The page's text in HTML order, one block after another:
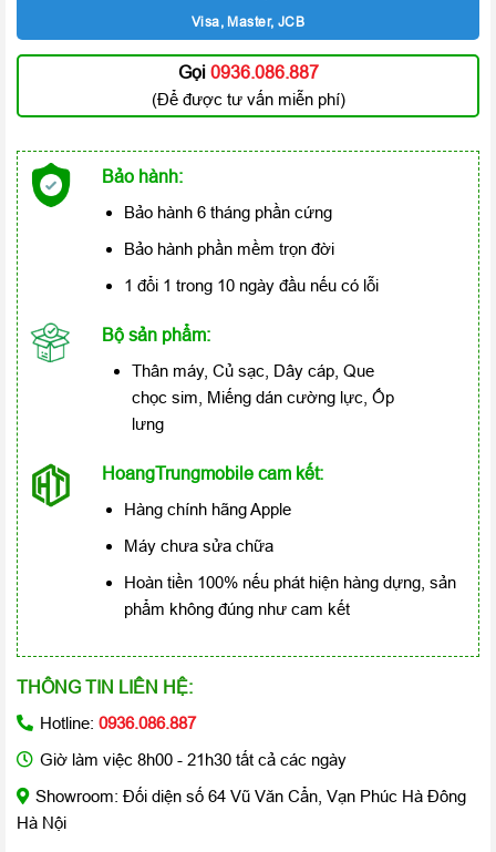
Visa, Master, JCB
Gọi 0936.086.887
(Để được tư vấn miễn phí)
Bảo hành:
Bảo hành 6 tháng phần cứng
Bảo hành phần mềm trọn đời
1 đổi 1 trong 10 ngày đầu nếu có lỗi
Bộ sản phẩm:
Thân máy, Củ sạc, Dây cáp, Que
chọc sim, Miếng dán cường lực, Ốp
lưng
HoangTrungmobile cam kết:
Hàng chính hãng Apple
Máy chưa sửa chữa
Hoàn tiền 100% nếu phát hiện hàng dựng, sản
phẩm không đúng như cam kết
THÔNG TIN LIÊN HỆ:
Hotline: 0936.086.887
Giờ làm việc 8h00 - 21h30 tất cả các ngày
Showroom: Đối diện số 64 Vũ Văn Cẩn, Vạn Phúc Hà Đông
Hà Nội